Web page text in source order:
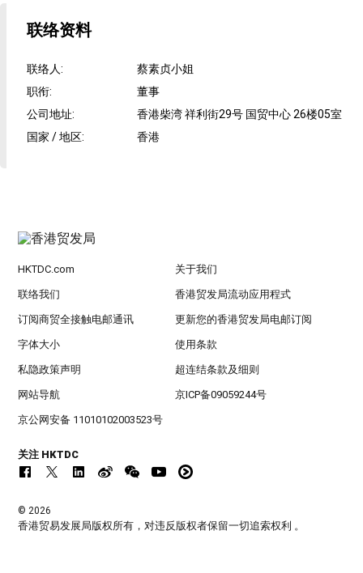
联络资料
联络人:
蔡素贞小姐
职衔:
董事
公司地址:
香港柴湾 祥利街29号 国贸中心 26楼05室
国家 / 地区: 香港
HKTDC.com 关于我们
联络我们 香港贸发局流动应用程式
订阅商贸全接触电邮通讯 更新您的香港贸发局电邮订阅
字体大小 使用条款
私隐政策声明 超连结条款及细则
网站导航 京ICP备09059244号
京公网安备 11010102003523号
关注 HKTDC
© 2026
香港贸易发展局版权所有，对违反版权者保留一切追索权利 。